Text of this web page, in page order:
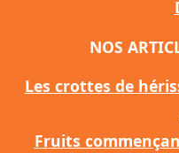
NOS
Les crottes de
Fruits